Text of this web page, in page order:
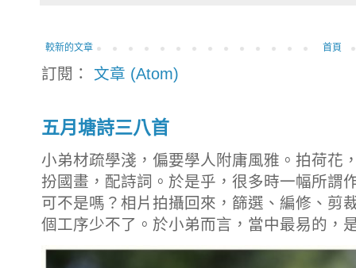
較新的文章 首頁
訂閱： 文章 (Atom)
五月塘詩三八首
小弟材疏學淺，偏要學人附庸風雅。拍荷花
扮國畫，配詩詞。於是乎，很多時一幅所謂
可不是嗎？相片拍攝回來，篩選、編修、剪
個工序少不了。於小弟而言，當中最易的，